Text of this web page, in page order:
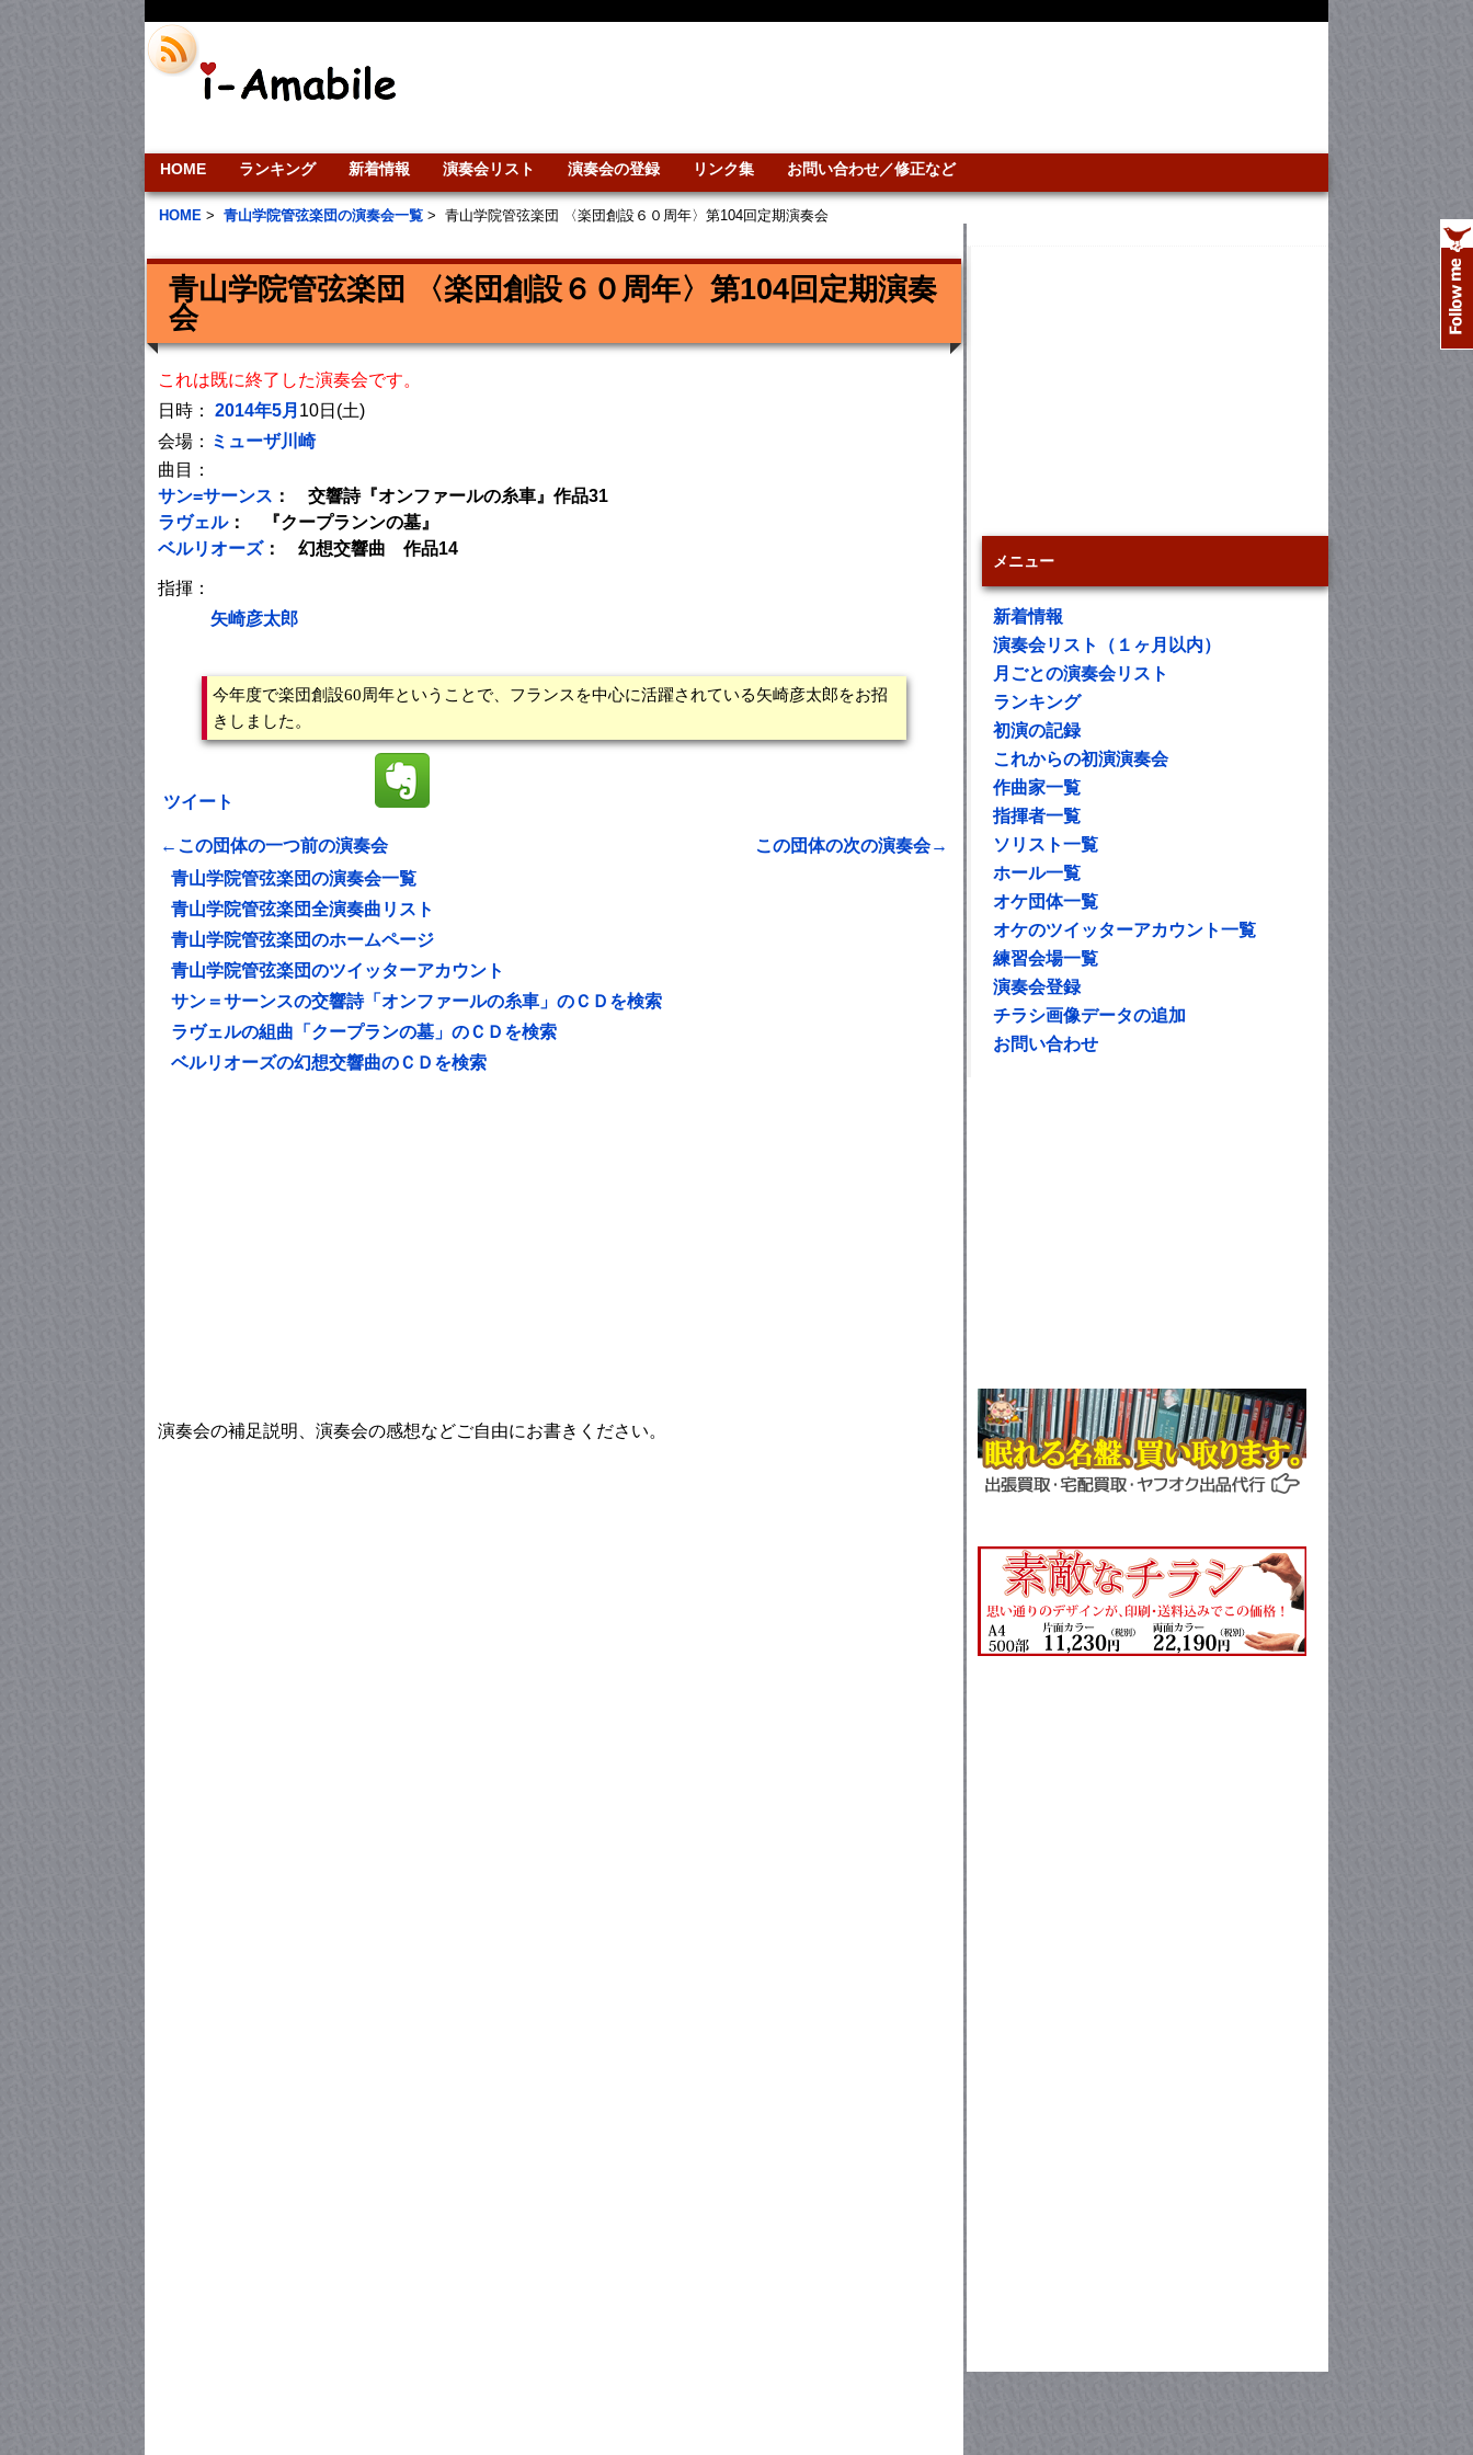
HOME ランキング 新着情報 演奏会リスト 演奏会の登録 リンク集 お問い合わせ／修正など
HOME > 青山学院管弦楽団の演奏会一覧 > 青山学院管弦楽団 〈楽団創設６０周年〉第104回定期演奏会
青山学院管弦楽団 〈楽団創設６０周年〉第104回定期演奏
会
これは既に終了した演奏会です。
日時： 2014年5月 10日(土)
会場： ミューザ川崎
曲目：
サン=サーンス ： 交響詩『オンファールの糸車』作品31
ラヴェル： 『クープランンの墓』
ベルリオーズ： 幻想交響曲 作品14
指揮：
矢崎彦太郎
今年度で楽団創設60周年ということで、フランスを中心に活躍されている矢崎彦太郎をお招
きしました。
ツイート
←この団体の一つ前の演奏会
この団体の次の演奏会→
青山学院管弦楽団の演奏会一覧
青山学院管弦楽団全演奏曲リスト
青山学院管弦楽団のホームページ
青山学院管弦楽団のツイッターアカウント
サン＝サーンスの交響詩「オンファールの糸車」のＣＤを検索
ラヴェルの組曲「クープランの墓」のＣＤを検索
ベルリオーズの幻想交響曲のＣＤを検索
演奏会の補足説明、演奏会の感想などご自由にお書きください。
メニュー
新着情報
演奏会リスト（１ヶ月以内）
月ごとの演奏会リスト
ランキング
初演の記録
これからの初演演奏会
作曲家一覧
指揮者一覧
ソリスト一覧
ホール一覧
オケ団体一覧
オケのツイッターアカウント一覧
練習会場一覧
演奏会登録
チラシ画像データの追加
お問い合わせ